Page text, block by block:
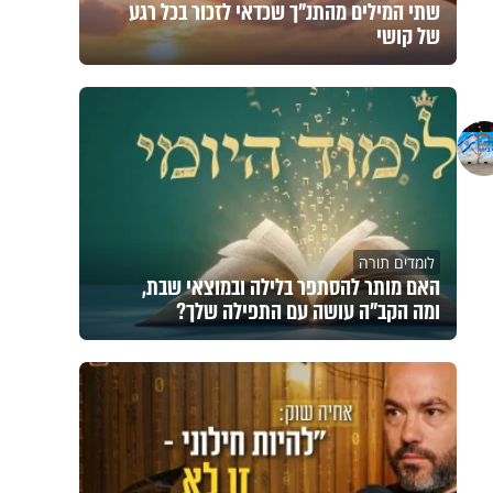
שתי המילים מהתנ"ך שכדאי לזכור בכל רגע
של קושי
לומדים תורה
האם מותר להסתפר בלילה ובמוצאי שבת,
ומה הקב"ה עושה עם התפילה שלך?